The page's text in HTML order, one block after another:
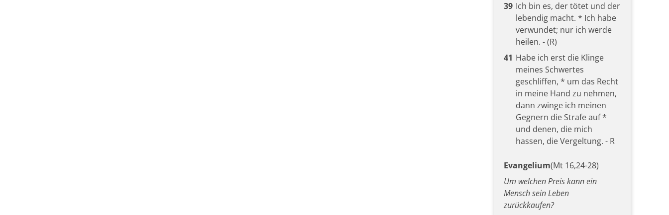
39 Ich bin es, der tötet und der
lebendig macht. * Ich habe
verwundet; nur ich werde
heilen. - (R)
41 Habe ich erst die Klinge
meines Schwertes
geschliffen, * um das Recht
in meine Hand zu nehmen,
dann zwinge ich meinen
Gegnern die Strafe auf *
und denen, die mich
hassen, die Vergeltung. - R
Evangelium(Mt 16,24-28)
Um welchen Preis kann ein
Mensch sein Leben
zurückkaufen?